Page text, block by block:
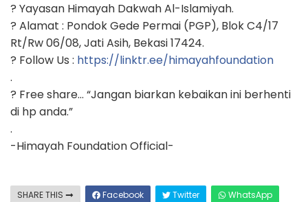
? Yayasan Himayah Dakwah Al-Islamiyah.
? Alamat : Pondok Gede Permai (PGP), Blok C4/17
Rt/Rw 06/08, Jati Asih, Bekasi 17424.
? Follow Us : https://linktr.ee/himayahfoundation
.
? Free share… “Jangan biarkan kebaikan ini berhenti
di hp anda.”
.
-Himayah Foundation Official-
SHARE THIS Facebook Twitter WhatsApp